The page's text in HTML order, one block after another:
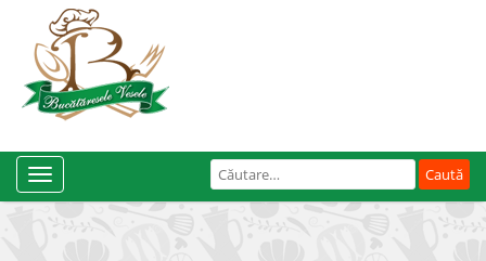
Caută
după:
Toggle
Navigation